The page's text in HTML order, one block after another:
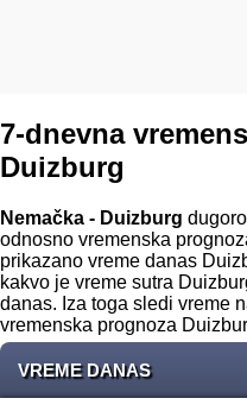
7-dnevna
Duizburg
Nemačka - Duizburg
odnosno vremenska
prikazano vreme danas
kakvo je vreme sutra
danas. Iza toga sledi vreme
vremenska prognoza
VREME DANAS